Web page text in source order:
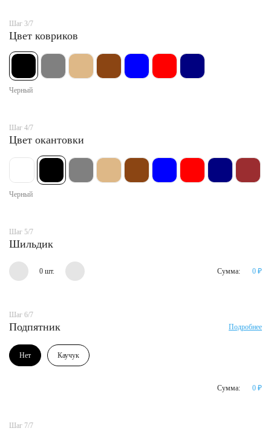
Шаг 3/7
Цвет ковриков
Черный
Шаг 4/7
Цвет окантовки
Черный
Шаг 5/7
Шильдик
0 шт. Сумма: 0 ₽
Шаг 6/7
Подпятник Подробнее
Нет Каучук
Сумма: 0 ₽
Шаг 7/7